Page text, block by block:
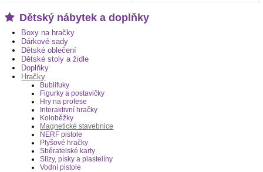
Dětský nábytek a doplňky
Boxy na hračky
Dárkové sady
Dětské oblečení
Dětské stoly a židle
Doplňky
Hračky
Bublifuky
Figurky a postavičky
Hry na profese
Interaktivní hračky
Koloběžky
Magnetické stavebnice
NERF pistole
Plyšové hračky
Sběratelské karty
Slizy, písky a plastelíny
Vodní pistole